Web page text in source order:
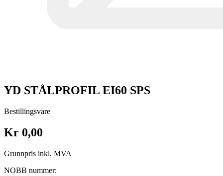
YD STÅLPROFIL EI60 SPS
Bestillingsvare
Kr 0,00
Grunnpris inkl. MVA
NOBB nummer: